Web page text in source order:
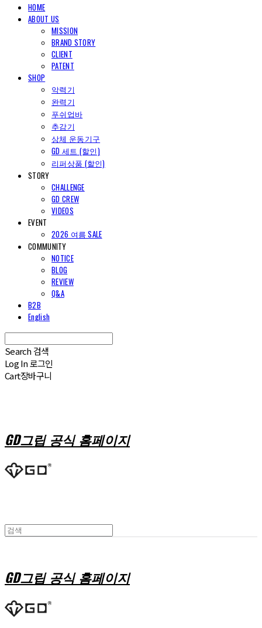
HOME
ABOUT US
MISSION
BRAND STORY
CLIENT
PATENT
SHOP
악력기
완력기
푸쉬업바
추감기
상체 운동기구
GD 세트 (할인)
리퍼상품 (할인)
STORY
CHALLENGE
GD CREW
VIDEOS
EVENT
2026 여름 SALE
COMMUNITY
NOTICE
BLOG
REVIEW
Q&A
B2B
English
Search 검색
Log In로그인
Cart장바구니
GD그립 공식 홈페이지
GD그립 공식 홈페이지